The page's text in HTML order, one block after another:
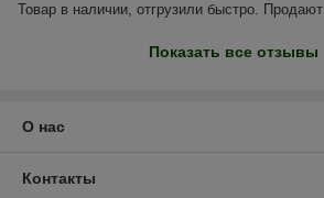
Товар в наличии, отгрузили быстро.
Показать все отзывы
О нас
Контакты